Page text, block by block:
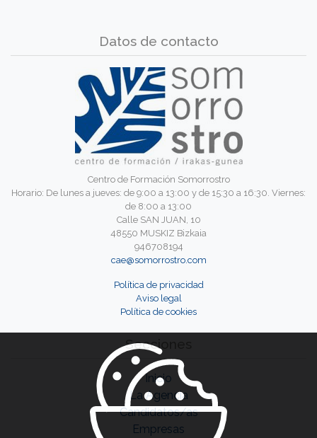
Datos de contacto
Centro de Formación Somorrostro
Horario: De lunes a jueves: de 9:00 a 13:00 y de 15:30 a 16:30. Viernes:
de 8:00 a 13:00
Calle SAN JUAN, 10
48550 MUSKIZ Bizkaia
946708194
cae@somorrostro.com
Política de privacidad
Aviso legal
Política de cookies
Secciones
Inicio
La Agencia
Candidatos/as
Empresas